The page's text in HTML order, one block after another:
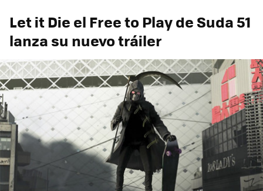
Let it Die el Free to Play de Suda 51
lanza su nuevo tráiler